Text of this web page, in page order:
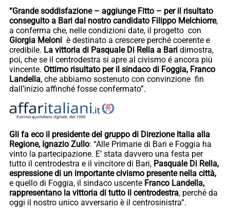
“Grande soddisfazione – aggiunge Fitto – per il risultato
conseguito a Bari dal nostro candidato Filippo Melchiorre,
a conferma che, nelle condizioni date, il progetto con
Giorgia Meloni è destinato a crescere perché coerente e
credibile. La vittoria di Pasquale Di Rella a Bari dimostra,
poi, che se il centrodestra si apre al civismo é ancora più
vincente. Ottimo risultato per il sindaco di Foggia, Franco
Landella, che abbiamo sostenuto con convinzione fin
dall’inizio affinché fosse confermato”.
Gli fa eco il presidente del gruppo di Direzione Italia alla
Regione, Ignazio Zullo: “Alle Primarie di Bari e Foggia ha
vinto la partecipazione. E’ stata davvero una festa per
tutto il centrodestra e il vincitore di Bari, Pasquale Di Rella,
espressione di un importante civismo presente nella città,
e quello di Foggia, il sindaco uscente Franco Landella,
rappresentano la vittoria di tutto il centrodestra, perché da
oggi il nostro unico avversario è il centrosinistra”.